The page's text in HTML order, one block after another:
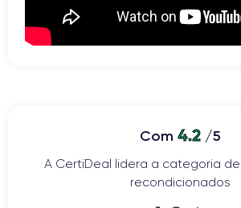
Com 4.2/5
A CertiDeal lidera a categoria
recondicionados